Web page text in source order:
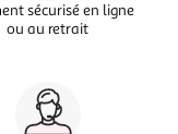
sécurisé en ligne
ou au retrait